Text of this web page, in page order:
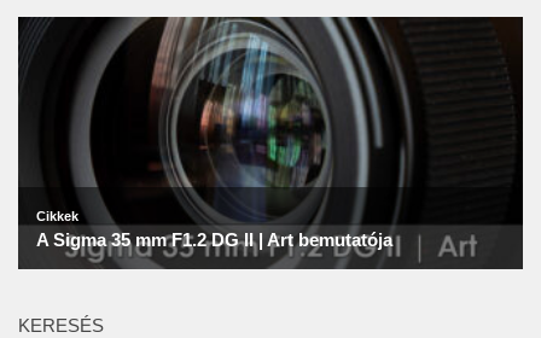
KERESÉS